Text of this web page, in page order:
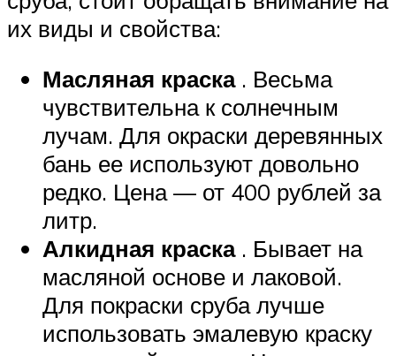
их виды и свойства:
Масляная краска. Весьма
чувствительна к солнечным
лучам. Для окраски деревянных
бань ее используют довольно
редко. Цена — от 400 рублей за
литр.
Алкидная краска. Бывает на
масляной основе и лаковой.
Для покраски сруба лучше
использовать эмалевую краску